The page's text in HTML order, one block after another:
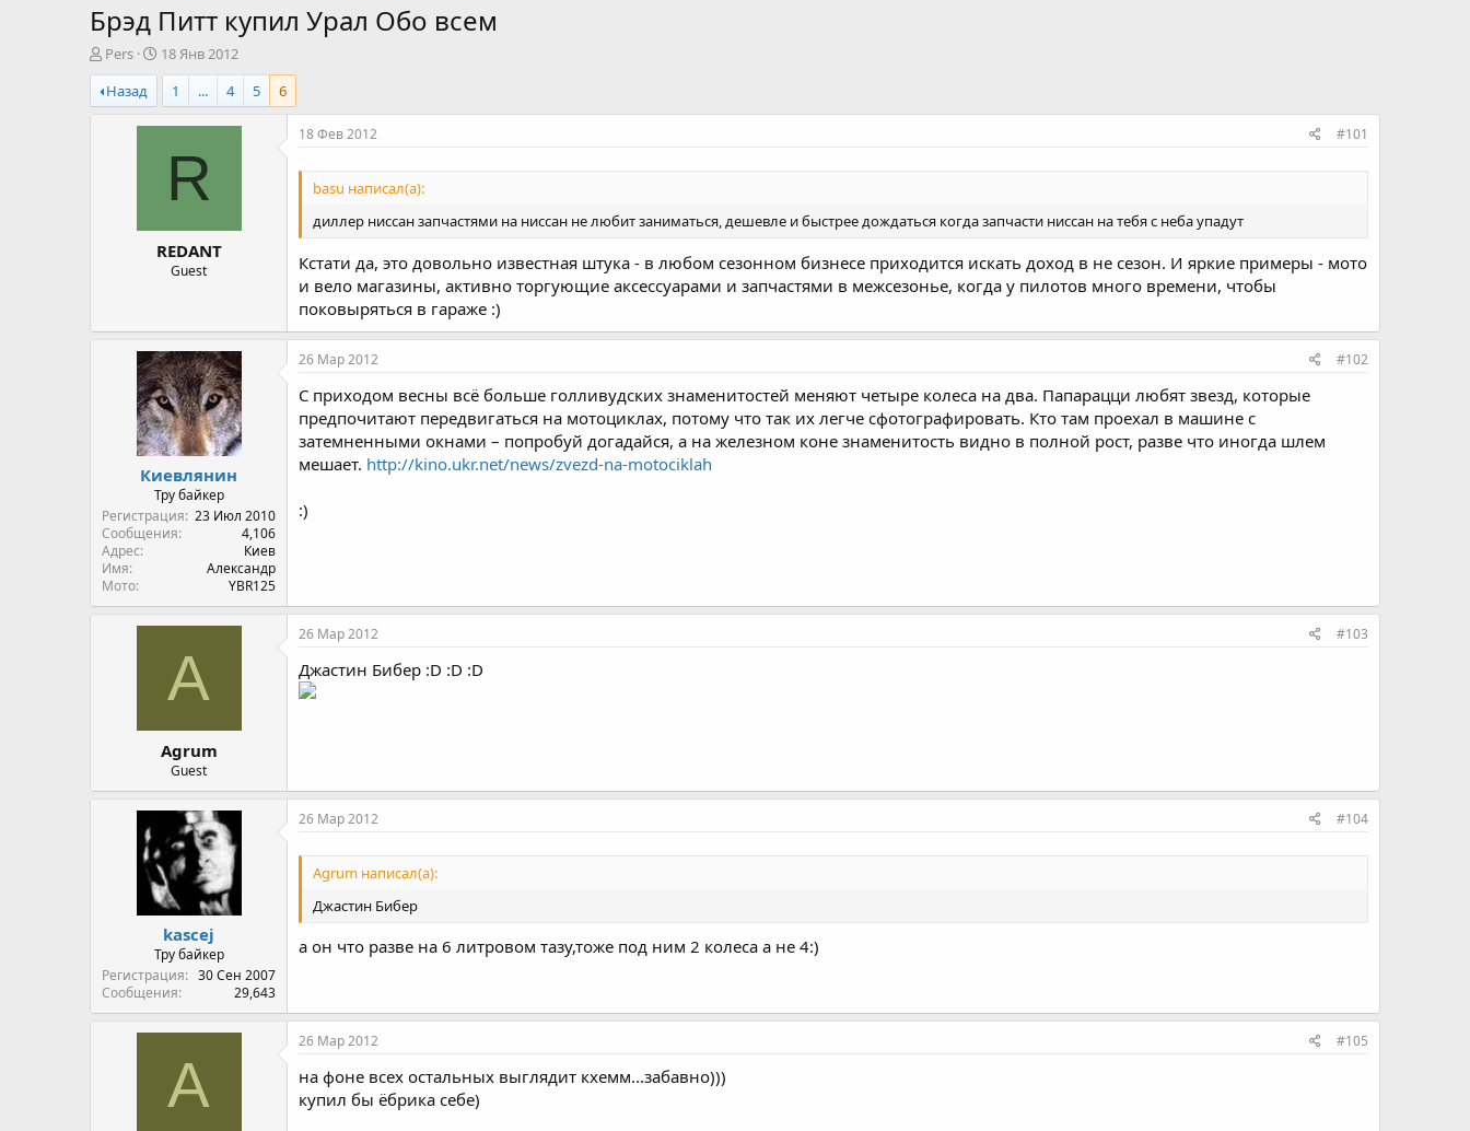
Брэд Питт купил Урал Обо всем
А
в
т
о
Pers
Д
а
а
н
а
18 Янв 2012
Назад
1 ... 4 5 6
R
REDANT
Guest
18 Фев 2012 #101
basu написал(а):
диллер ниссан запчастями на ниссан не любит заниматься, дешевле и быстрее дождаться когда запчасти ниссан на тебя с неба упадут
Кстати да, это довольно известная штука - в любом сезонном бизнесе приходится искать доход в не сезон. И яркие примеры - мото
и вело магазины, активно торгующие аксессуарами и запчастями в межсезонье, когда у пилотов много времени, чтобы
поковыряться в гараже :)
Киевлянин
Тру байкер
Регистрация 23 Июл 2010
Сообщения
4,106
Адрес
Киев
Имя
Александр
Мото
YBR125
26 Мар 2012 #102
С приходом весны всё больше голливудских знаменитостей меняют четыре колеса на два. Папарацци любят звезд, которые
предпочитают передвигаться на мотоциклах, потому что так их легче сфотографировать. Кто там проехал в машине с
затемненными окнами – попробуй догадайся, а на железном коне знаменитость видно в полной рост, разве что иногда шлем
мешает. http://kino.ukr.net/news/zvezd-na-motociklah
:)
A
Agrum
Guest
26 Мар 2012 #103
Джастин Бибер :D :D :D
kascej
Тру байкер
Регистрация
30 Сен 2007
Сообщения
29,643
26 Мар 2012 #104
Agrum написал(а):
Джастин Бибер
а он что разве на 6 литровом тазу,тоже под ним 2 колеса а не 4:)
A
26 Мар 2012 #105
на фоне всех остальных выглядит кхемм...забавно)))
купил бы ёбрика себе)